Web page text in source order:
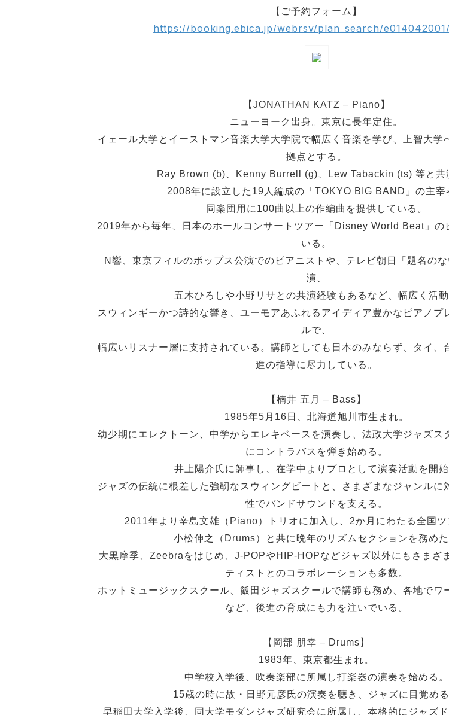
【ご予約フォーム】
https://booking.ebica.jp/webrsv/plan_search/
【JONATHAN KATZ – Piano】
ニューヨーク出身。東京に長年定住。
イェール大学とイーストマン音楽大学大学院で幅広く音楽を学び、上智大学
拠点とする。
Ray Brown (b)、Kenny Burrell (g)、Lew Tabackin (ts) 等と共
2008年に設立した19人編成の「TOKYO BIG BAND」の主宰
同楽団用に100曲以上の作編曲を提供している。
2019年から毎年、日本のホールコンサートツアー「Disney World Beat」の
いる。
N響、東京フィルのポップス公演でのピアニストや、テレビ朝日「題名の
演、
五木ひろしや小野リサとの共演経験もあるなど、幅広く活動
スウィンギーかつ詩的な響き、ユーモアあふれるアイディア豊かなピアノプ
ルで、
幅広いリスナー層に支持されている。講師としても日本のみならず、タイ、
進の指導に尽力している。
【楠井 五月 – Bass】
1985年5月16日、北海道旭川市生まれ。
幼少期にエレクトーン、中学からエレキベースを演奏し、法政大学ジャズス
にコントラバスを弾き始める。
井上陽介氏に師事し、在学中よりプロとして演奏活動を開始
ジャズの伝統に根差した強靭なスウィングビートと、さまざまなジャンルに
性でバンドサウンドを支える。
2011年より辛島文雄（Piano）トリオに加入し、2か月にわたる全国ツ
小松伸之（Drums）と共に晩年のリズムセクションを務めた
大黒摩季、Zeebraをはじめ、J-POPやHIP-HOPなどジャズ以外にもさまざ
ティストとのコラボレーションも多数。
ホットミュージックスクール、飯田ジャズスクールで講師も務め、各地でワ
など、後進の育成にも力を注いでいる。
【岡部 朋幸 – Drums】
1983年、東京都生まれ。
中学校入学後、吹奏楽部に所属し打楽器の演奏を始める。
15歳の時に故・日野元彦氏の演奏を聴き、ジャズに目覚める
早稲田大学入学後、同大学モダンジャズ研究会に所属し、本格的にジャズ